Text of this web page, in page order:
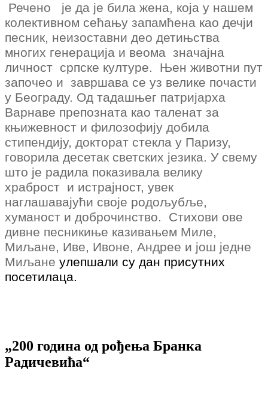
Речено је да је била жена, која у нашем
колективном сећању запамћена као дечји
песник, неизоставни део детињства
многих генерација и веома значајна
личност српске културе. Њен животни пут
започео и завршава се уз велике почасти
у Београду. Од тадашњег патријарха
Варнаве препозната као таленат за
књижевност и филозофију добила
стипендију, докторат стекла у Паризу,
говорила десетак светских језика. У свему
што је радила показивала велику
храброст и истрајност, увек
наглашавајући своје родољубље,
хуманост и доброчинство. Стихови ове
дивне песникиње казивањем Миле,
Миљане, Иве, Ивоне, Андрее и још једне
Миљане улепшали су дан присутних
посетилаца.
„200 година од рођења Бранка
Радичевића“